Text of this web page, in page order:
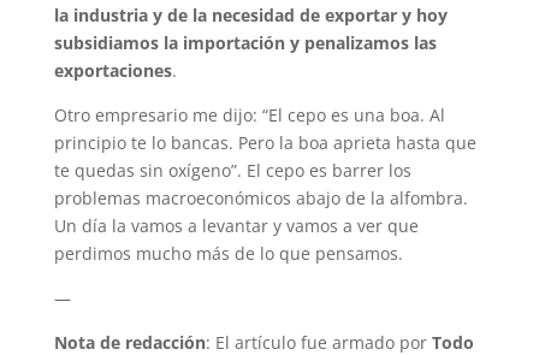
la industria y de la necesidad de exportar y hoy
subsidiamos la importación y penalizamos las
exportaciones.
Otro empresario me dijo: “El cepo es una boa. Al
principio te lo bancas. Pero la boa aprieta hasta que
te quedas sin oxígeno”. El cepo es barrer los
problemas macroeconómicos abajo de la alfombra.
Un día la vamos a levantar y vamos a ver que
perdimos mucho más de lo que pensamos.
—
Nota de redacción: El artículo fue armado por Todo